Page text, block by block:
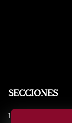
SECCIONES
Inicio